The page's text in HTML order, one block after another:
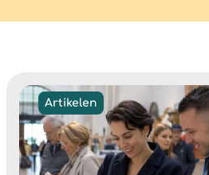
Artikelen